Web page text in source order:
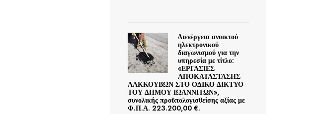
Διενέργεια ανοικτού
ηλεκτρονικού
διαγωνισμού για την
υπηρεσία με τίτλο:
«ΕΡΓΑΣΙΕΣ
ΑΠΟΚΑΤΑΣΤΑΣΗΣ
ΛΑΚΚΟΥΒΩΝ ΣΤΟ ΟΔΙΚΟ ΔΙΚΤΥΟ
ΤΟΥ ΔΗΜΟΥ ΙΩΑΝΝΙΤΩΝ»,
συνολικής προϋπολογισθείσης αξίας με
Φ.Π.Α. 223.200,00 €.